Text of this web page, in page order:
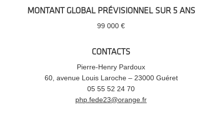
MONTANT GLOBAL PRÉVISIONNEL SUR 5 ANS
99 000 €
CONTACTS
Pierre-Henry Pardoux
60, avenue Louis Laroche – 23000 Guéret
05 55 52 24 70
php.fede23@orange.fr